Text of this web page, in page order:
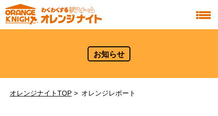
お知らせ
オレンジナイトTOP オレンジレポート